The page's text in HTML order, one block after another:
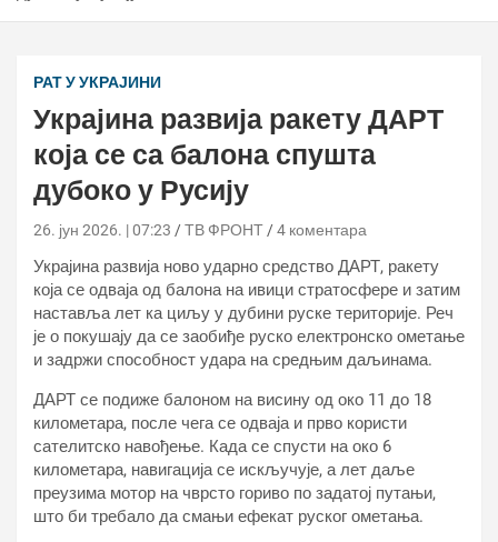
РАТ У УКРАЈИНИ
Украјина развија ракету ДАРТ
која се са балона спушта
дубоко у Русију
26. јун 2026. | 07:23 ТВ ФРОНТ 4 коментара
Украјина развија ново ударно средство ДАРТ, ракету
која се одваја од балона на ивици стратосфере и затим
наставља лет ка циљу у дубини руске територије. Реч
је о покушају да се заобиђе руско електронско ометање
и задржи способност удара на средњим даљинама.
ДАРТ се подиже балоном на висину од око 11 до 18
километара, после чега се одваја и прво користи
сателитско навођење. Када се спусти на око 6
километара, навигација се искључује, а лет даље
преузима мотор на чврсто гориво по задатој путањи,
што би требало да смањи ефекат руског ометања.